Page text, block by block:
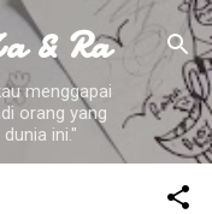
& Ra
menggapai
orang yang
ini."